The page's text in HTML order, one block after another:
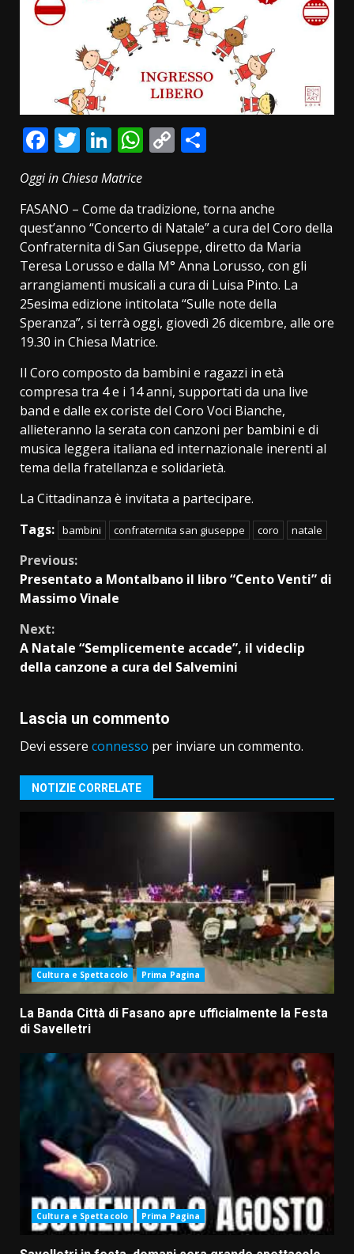
Facebook
Twitter
LinkedIn
WhatsApp
Copy
Oggi in Chiesa Matrice
FASANO – Come da tradizione, torna anche
quest’anno “Concerto di Natale” a cura del Coro della
Confraternita di San Giuseppe, diretto da Maria
Teresa Lorusso e dalla M° Anna Lorusso, con gli
arrangiamenti musicali a cura di Luisa Pinto. La
25esima edizione intitolata “Sulle note della
Speranza”, si terrà oggi, giovedì 26 dicembre, alle ore
19.30 in Chiesa Matrice.
Il Coro composto da bambini e ragazzi in età
compresa tra 4 e i 14 anni, supportati da una live
band e dalle ex coriste del Coro Voci Bianche,
allieteranno la serata con canzoni per bambini e di
musica leggera italiana ed internazionale inerenti al
tema della fratellanza e solidarietà.
La Cittadinanza è invitata a partecipare.
Tags: bambini confraternita san giuseppe coro natale
Continue
Reading
Previous:
Presentato a Montalbano il libro “Cento Venti” di
Massimo Vinale
Next:
A Natale “Semplicemente accade”, il videclip
della canzone a cura del Salvemini
Lascia un commento
Devi essere connesso per inviare un commento.
NOTIZIE CORRELATE
Cultura e Spettacolo Prima Pagina
La Banda Città di Fasano apre ufficialmente la Festa
di Savelletri
Cultura e Spettacolo Prima Pagina